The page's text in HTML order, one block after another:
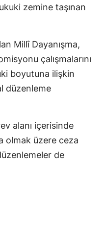
zemine taşınan
Millî Dayanışma,
çalışmalarını
boyutuna ilişkin
düzenleme
alanı içerisinde
olmak üzere ceza
de